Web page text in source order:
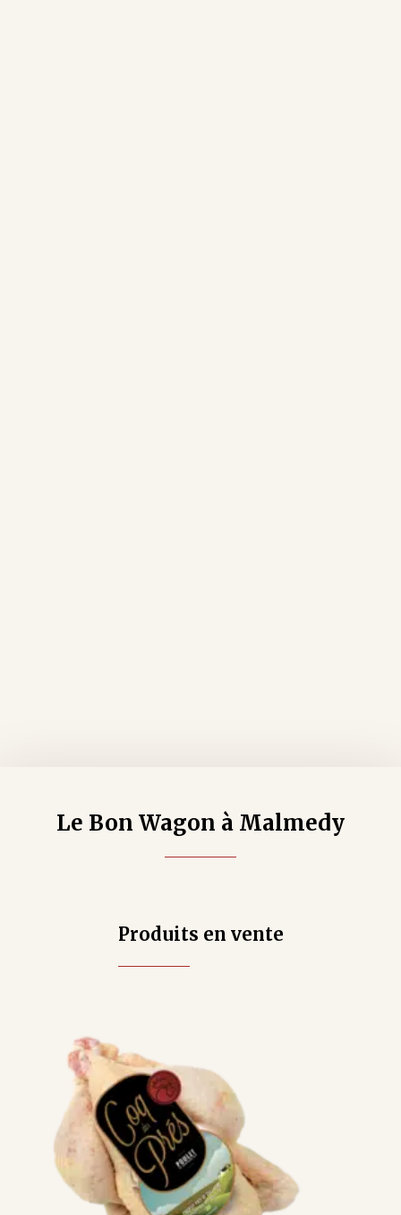
Le Bon Wagon à Malmedy
Produits en vente